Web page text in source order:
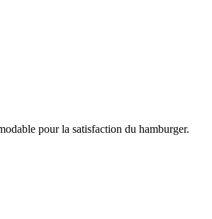
pour la satisfaction du hamburger.